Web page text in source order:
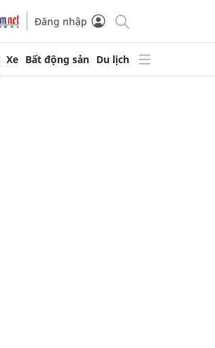
Đăng nhập
Xe Bất động sản Du lịch